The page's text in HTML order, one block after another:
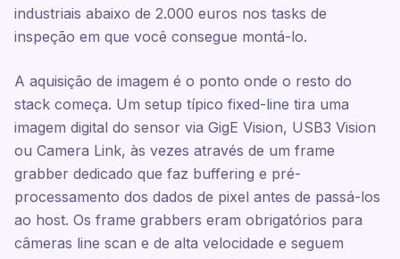
industriais abaixo de 2.000 euros nos tasks de
inspeção em que você consegue montá-lo.
A aquisição de imagem é o ponto onde o resto do
stack começa. Um setup típico fixed-line tira uma
imagem digital do sensor via GigE Vision, USB3 Vision
ou Camera Link, às vezes através de um frame
grabber dedicado que faz buffering e pré-
processamento dos dados de pixel antes de passá-los
ao host. Os frame grabbers eram obrigatórios para
câmeras line scan e de alta velocidade e seguem